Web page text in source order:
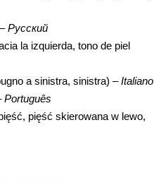
Русский
la izquierda, tono de piel
a sinistra, sinistra) –Italiano
Português
pięść skierowana w lewo,